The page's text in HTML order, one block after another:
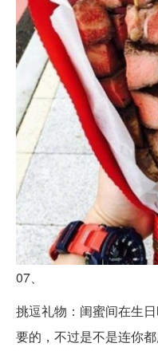
07、
挑逗礼物：闺蜜间在生
要的，不过是不是连你